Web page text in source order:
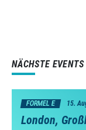
NÄCHSTE EVENTS
FORMEL E 15.
London,